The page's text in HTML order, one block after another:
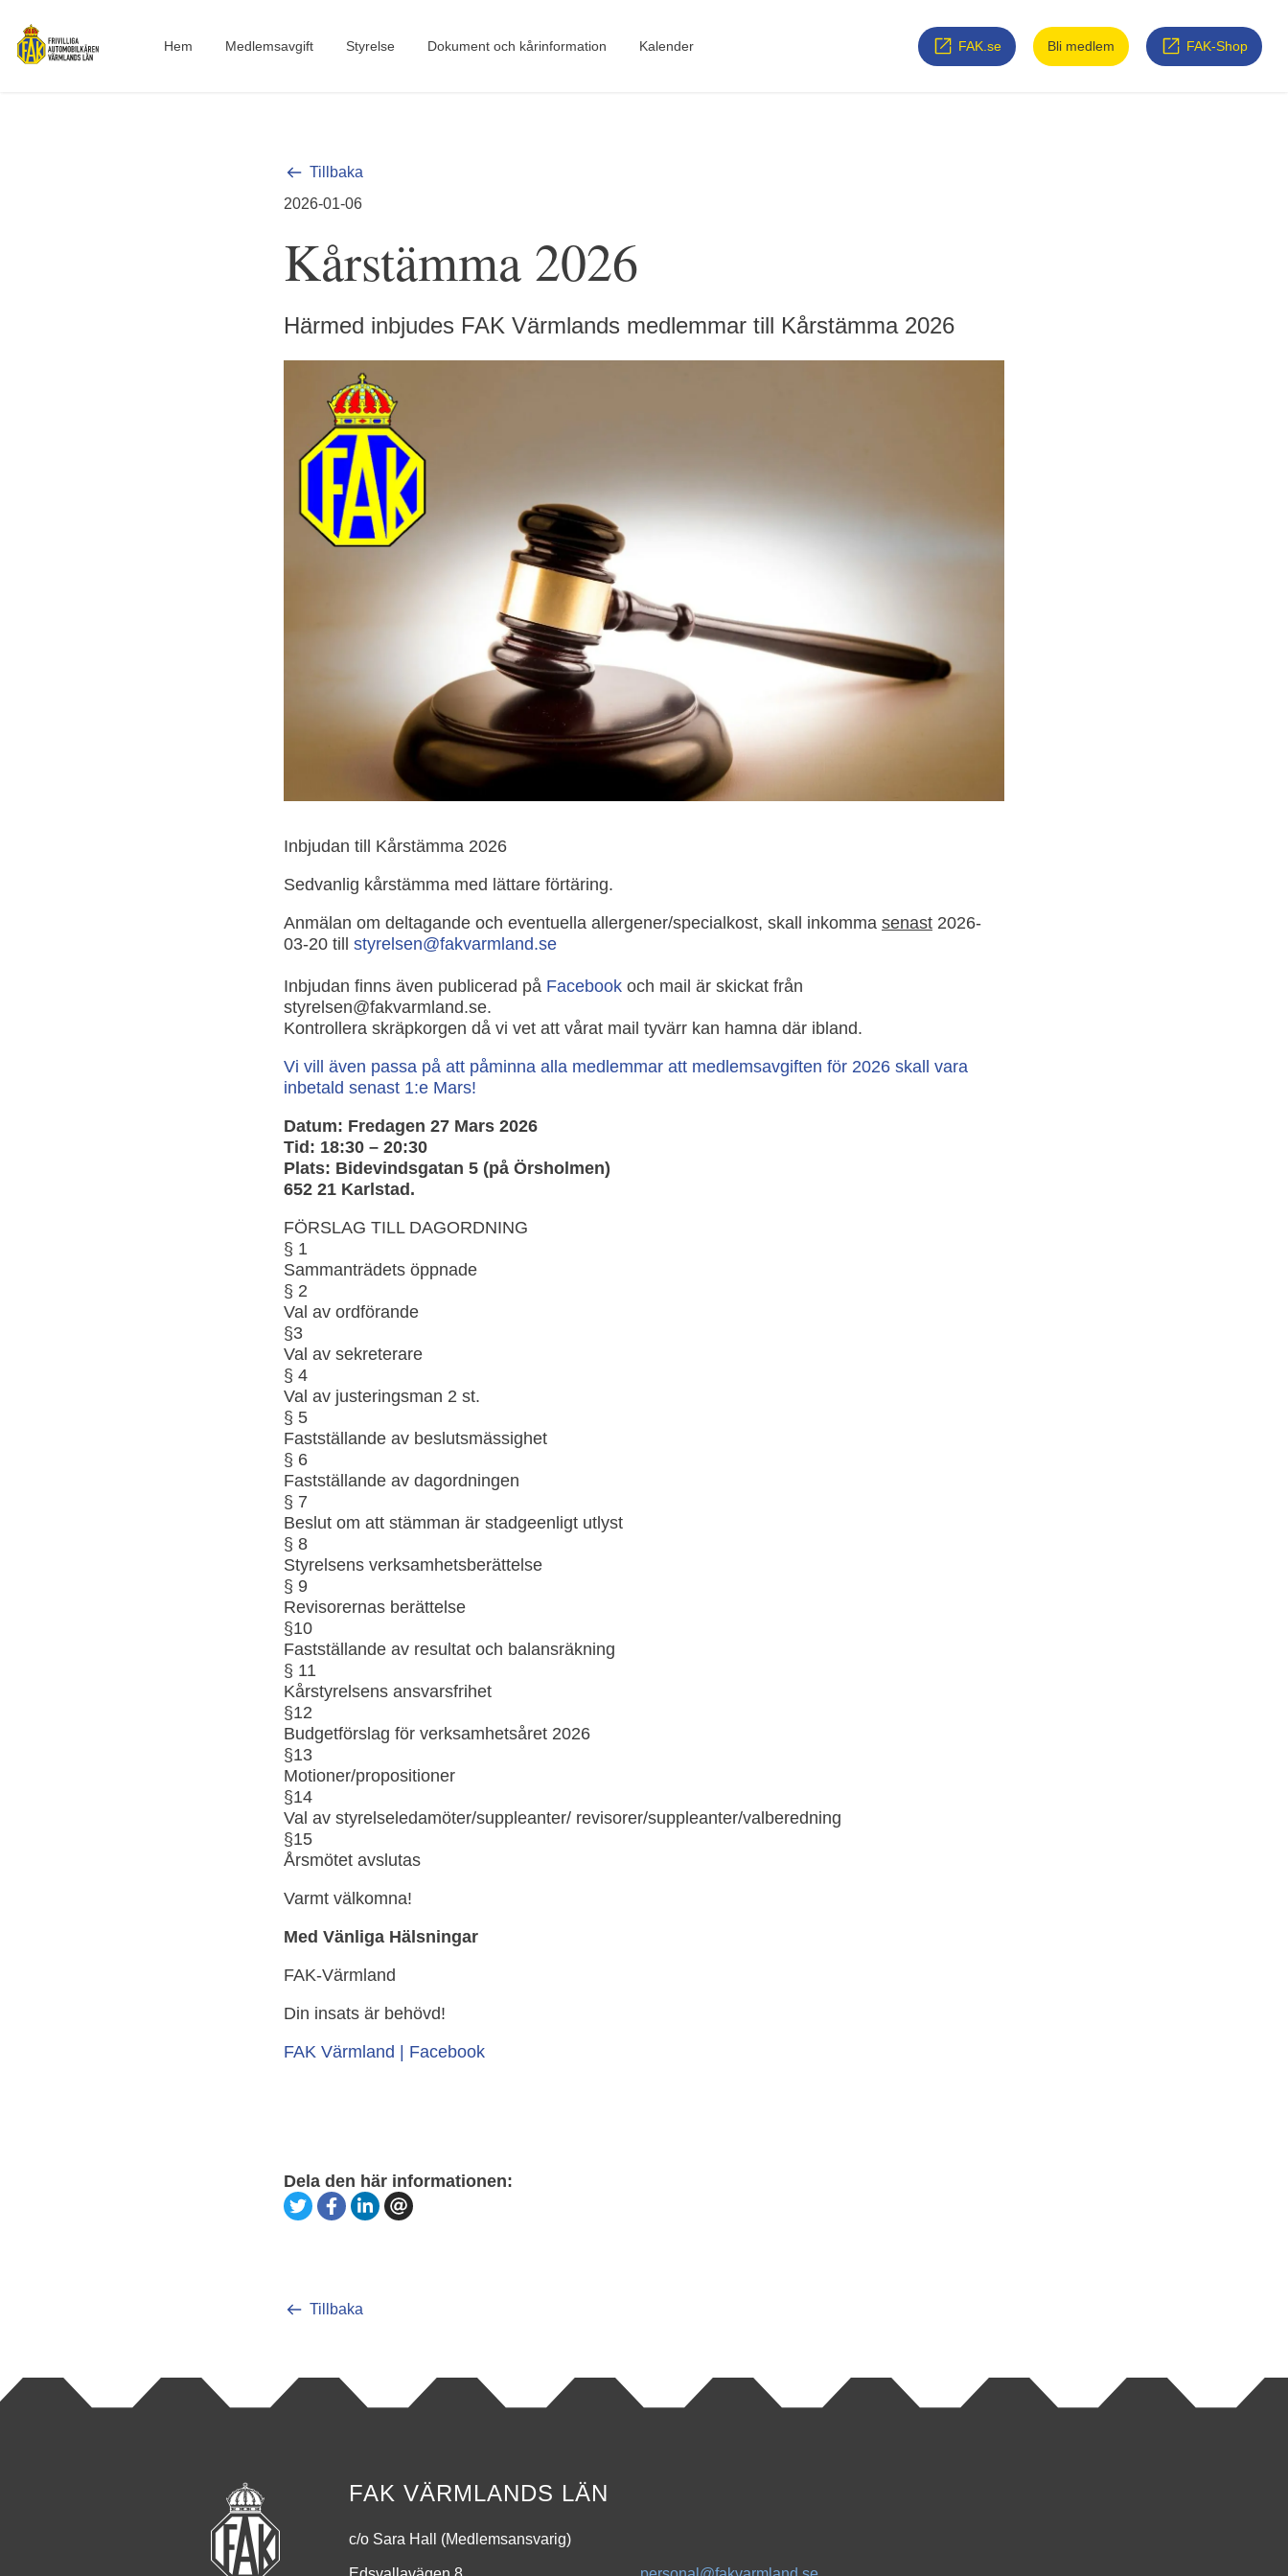
Hem Medlemsavgift Styrelse Dokument och kårinformation Kalender FAK.se Bli medlem FAK-Shop
Tillbaka
2026-01-06
Kårstämma 2026
Härmed inbjudes FAK Värmlands medlemmar till Kårstämma 2026
Inbjudan till Kårstämma 2026
Sedvanlig kårstämma med lättare förtäring.
Anmälan om deltagande och eventuella allergener/specialkost, skall inkomma senast 2026-
03-20 till styrelsen@fakvarmland.se
Inbjudan finns även publicerad på Facebook och mail är skickat från
styrelsen@fakvarmland.se.
Kontrollera skräpkorgen då vi vet att vårat mail tyvärr kan hamna där ibland.
Vi vill även passa på att påminna alla medlemmar att medlemsavgiften för 2026 skall vara
inbetald senast 1:e Mars!
Datum: Fredagen 27 Mars 2026
Tid: 18:30 – 20:30
Plats: Bidevindsgatan 5 (på Örsholmen)
652 21 Karlstad.
FÖRSLAG TILL DAGORDNING
§ 1
Sammanträdets öppnade
§ 2
Val av ordförande
§3
Val av sekreterare
§ 4
Val av justeringsman 2 st.
§ 5
Fastställande av beslutsmässighet
§ 6
Fastställande av dagordningen
§ 7
Beslut om att stämman är stadgeenligt utlyst
§ 8
Styrelsens verksamhetsberättelse
§ 9
Revisorernas berättelse
§10
Fastställande av resultat och balansräkning
§ 11
Kårstyrelsens ansvarsfrihet
§12
Budgetförslag för verksamhetsåret 2026
§13
Motioner/propositioner
§14
Val av styrelseledamöter/suppleanter/ revisorer/suppleanter/valberedning
§15
Årsmötet avslutas
Varmt välkomna!
Med Vänliga Hälsningar
FAK-Värmland
Din insats är behövd!
FAK Värmland | Facebook
Dela den här informationen:
Tillbaka
FAK VÄRMLANDS LÄN
c/o Sara Hall (Medlemsansvarig)